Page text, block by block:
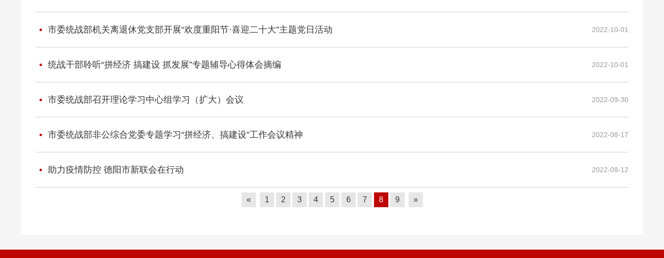
市委统战部机关离退休党支部开展“欢度重阳节·喜迎二十大”主题党日活动 2022-10-01
统战干部聆听“拼经济 搞建设 抓发展”专题辅导心得体会摘编 2022-10-01
市委统战部召开理论学习中心组学习（扩大）会议 2022-09-30
市委统战部非公综合党委专题学习“拼经济、搞建设”工作会议精神 2022-08-17
助力疫情防控 德阳市新联会在行动 2022-08-12
« 1 2 3 4 5 6 7 8 9 »